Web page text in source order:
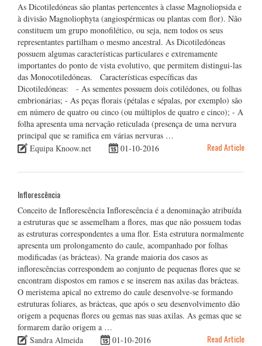
As Dicotiledóneas são plantas pertencentes à classe Magnoliopsida e
à divisão Magnoliophyta (angiospérmicas ou plantas com flor). Não
constituem um grupo monofilético, ou seja, nem todos os seus
representantes partilham o mesmo ancestral. As Dicotiledóneas
possuem algumas características particulares e extremamente
importantes do ponto de vista evolutivo, que permitem distingui-las
das Monocotiledóneas. Características específicas das
Dicotiledóneas: - As sementes possuem dois cotilédones, ou folhas
embrionárias; - As peças florais (pétalas e sépalas, por exemplo) são
em número de quatro ou cinco (ou múltiplos de quatro e cinco); - A
folha apresenta uma nervação reticulada (presença de uma nervura
principal que se ramifica em várias nervuras …
Equipa Knoow.net
01-10-2016 Read Article
Inflorescência
Conceito de Inflorescência Inflorescência é a denominação atribuída
a estruturas que se assemelham a flores, mas que não possuem todas
as estruturas correspondentes a uma flor. Esta estrutura normalmente
apresenta um prolongamento do caule, acompanhado por folhas
modificadas (as brácteas). Na grande maioria dos casos as
inflorescências correspondem ao conjunto de pequenas flores que se
encontram dispostos em ramos e se inserem nas axilas das brácteas.
O meristema apical no extremo do caule desenvolve-se formando
estruturas foliares, as brácteas, que após o seu desenvolvimento dão
origem a pequenas flores ou gemas nas suas axilas. As gemas que se
formarem darão origem a …
Sandra Almeida
01-10-2016 Read Article